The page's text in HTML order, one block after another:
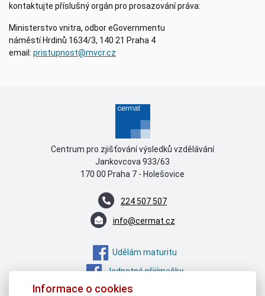
kontaktujte příslušný orgán pro prosazování práva:
Ministerstvo vnitra, odbor eGovernmentu
náměstí Hrdinů 1634/3, 140 21 Praha 4
email: pristupnost@mvcr.cz
Centrum pro zjišťování výsledků vzdělávání
Jankovcova 933/63
170 00 Praha 7 - Holešovice
224 507 507
info@cermat.cz
Udělám maturitu
Jednotné přijímačky
Instagram
Informace o cookies